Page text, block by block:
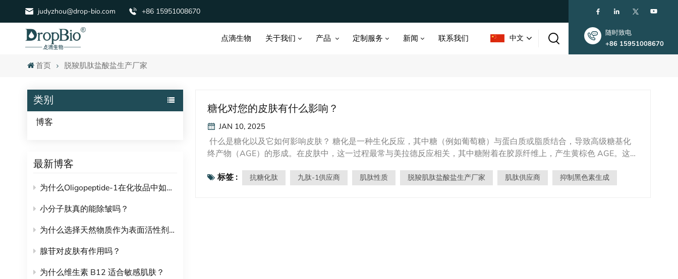
judyzhou@drop-bio.com +86 15951008670
点滴生物 关于我们 产品 定制服务 新闻 联系我们 中文
随时致电
+86 15951008670
首页 脱羧肌肽盐酸盐生产厂家
类别
博客
最新博客
为什么Oligopeptide-1在化妆品中如此受欢迎？
小分子肽真的能除皱吗？
为什么选择天然物质作为表面活性剂？
腺苷对皮肤有作用吗？
为什么维生素 B12 适合敏感肌肤？
糖化对您的皮肤有什么影响？
JAN 10, 2025
什么是糖化以及它如何影响皮肤？ 糖化是一种生化反应，其中糖（例如葡萄糖）与蛋白质或脂质结合，导致高级糖基化
终产物（AGE）的形成。在皮肤中，这一过程最常与美拉德反应相关，其中糖附着在胶原纤维上，产生黄棕色 AGE。这些
氧化应激并削弱皮肤的屏障功能，导致长期皮肤损伤并加速衰老。 抗糖化和皮肤益处 肌肽 肌肽是一种天然存在的二肽，
标签 : 抗糖化肽 九肽-1供应商 肌肽性质 脱羧肌肽盐酸盐生产厂家 肌肽供应商 抑制黑色素生成